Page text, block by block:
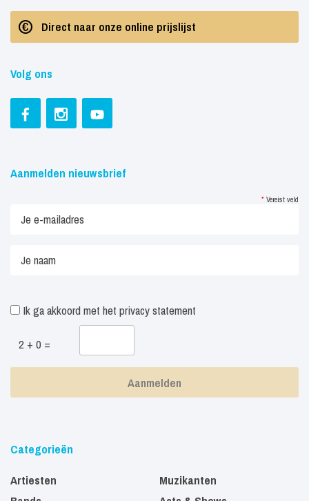
Direct naar onze online prijslijst
Volg ons
Aanmelden nieuwsbrief
* Vereist veld
Ik ga akkoord met het privacy statement
2 + 0 =
Categorieën
Artiesten
Muzikanten